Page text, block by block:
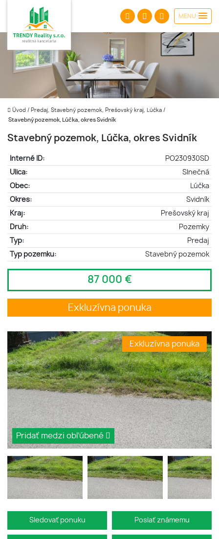
MENU
Úvod / Predaj, Stavebný pozemok, Prešovský kraj, Lúčka /
Stavebný pozemok, Lúčka, okres Svidník
Stavebný pozemok, Lúčka, okres Svidník
Interné ID:
PO230930SD
Ulica:
Slnečná
Obec:
Lúčka
Okres:
Svidník
Kraj:
Prešovský kraj
Druh:
Pozemky
Typ:
Predaj
Typ pozemku:
Stavebný pozemok
87 000 €
Exkluzívna ponuka
Exkluzívna ponuka
Pridať medzi obľúbené
Sledovať ponuku Poslať známemu